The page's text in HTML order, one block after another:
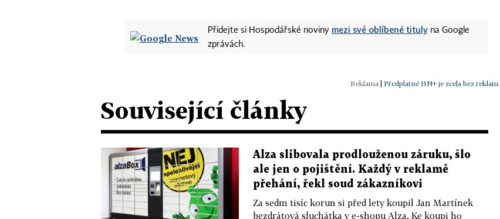
Přidejte si Hospodářské noviny mezi své oblíbené tituly na Google
zprávách.
| Předplatné HN+ je zcela bez reklam.
Související články
Alza slibovala prodlouženou záruku, šlo
ale jen o pojištění. Každý v reklamě
přehání, řekl soud zákazníkovi
Za sedm tisíc korun si před lety koupil Jan Martínek
bezdrátová sluchátka v e-shopu Alza. Ke koupi ho